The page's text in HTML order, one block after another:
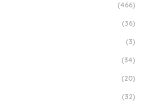
(466)
(36)
(3)
(34)
(20)
(32)